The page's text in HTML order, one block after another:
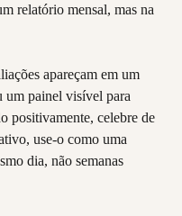
relatório mensal, mas na
apareçam em um
um painel visível para
positivamente, celebre de
use-o como uma
dia, não semanas